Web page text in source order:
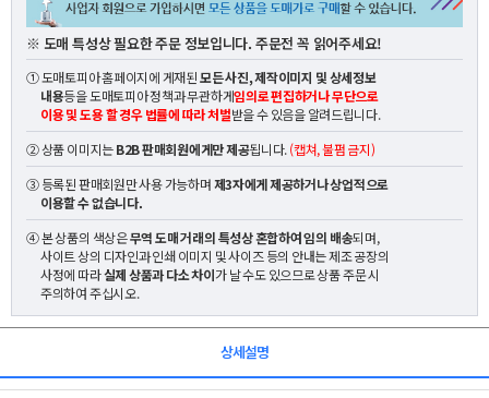
※ 도매 특성상 필요한 주문 정보입니다. 주문전 꼭 읽어주세요!
① 도매토피아 홈페이지에 게재된모든 사진, 제작이미지 및 상세정보
내용등을 도매토피아 정책과 무관하게임의로 편집하거나 무단으로
이용 및 도용 할 경우 법률에 따라 처벌받을 수 있음을 알려드립니다.
② 상품 이미지는B2B 판매회원에게만 제공됩니다.(캡쳐, 불펌 금지)
③ 등록된 판매회원만 사용 가능하며제3자에게 제공하거나 상업적으로
이용할 수 없습니다.
④ 본 상품의 색상은무역 도매 거래의 특성상 혼합하여 임의 배송되며,
사이트 상의 디자인과 인쇄 이미지 및 사이즈 등의 안내는 제조 공장의
사정에 따라실제 상품과 다소 차이가 날 수도 있으므로 상품 주문 시
주의하여 주십시오.
상세설명